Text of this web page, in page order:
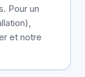
Pour un
et notre